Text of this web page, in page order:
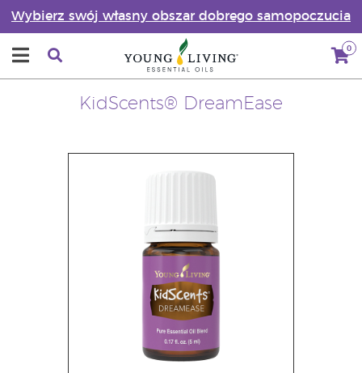
Wybierz swój własny obszar dobrego samopoczucia
0
KidScents® DreamEase